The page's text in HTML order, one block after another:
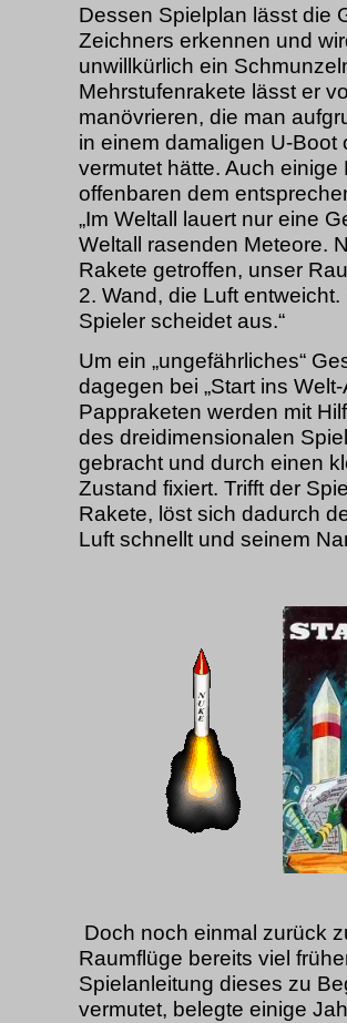
Dessen Spielplan lässt die
Zeichners erkennen und
unwillkürlich ein
Mehrstufenrakete lässt er
manövrieren, die man
in einem damaligen U-
vermutet hätte. Auch
offenbaren dem
„Im Weltall lauert nur eine
Weltall rasenden Meteore.
Rakete getroffen, unser
2. Wand, die Luft
Spieler scheidet aus.“
Um ein „ungefährliches“
dagegen bei „Start ins
Pappraketen werden mit
des dreidimensionalen
gebracht und durch einen
Zustand fixiert. Trifft der
Rakete, löst sich dadurch
Luft schnellt und seinem
Doch noch einmal zurück
Raumflüge bereits viel
Spielanleitung dieses zu
vermutet, belegte einige